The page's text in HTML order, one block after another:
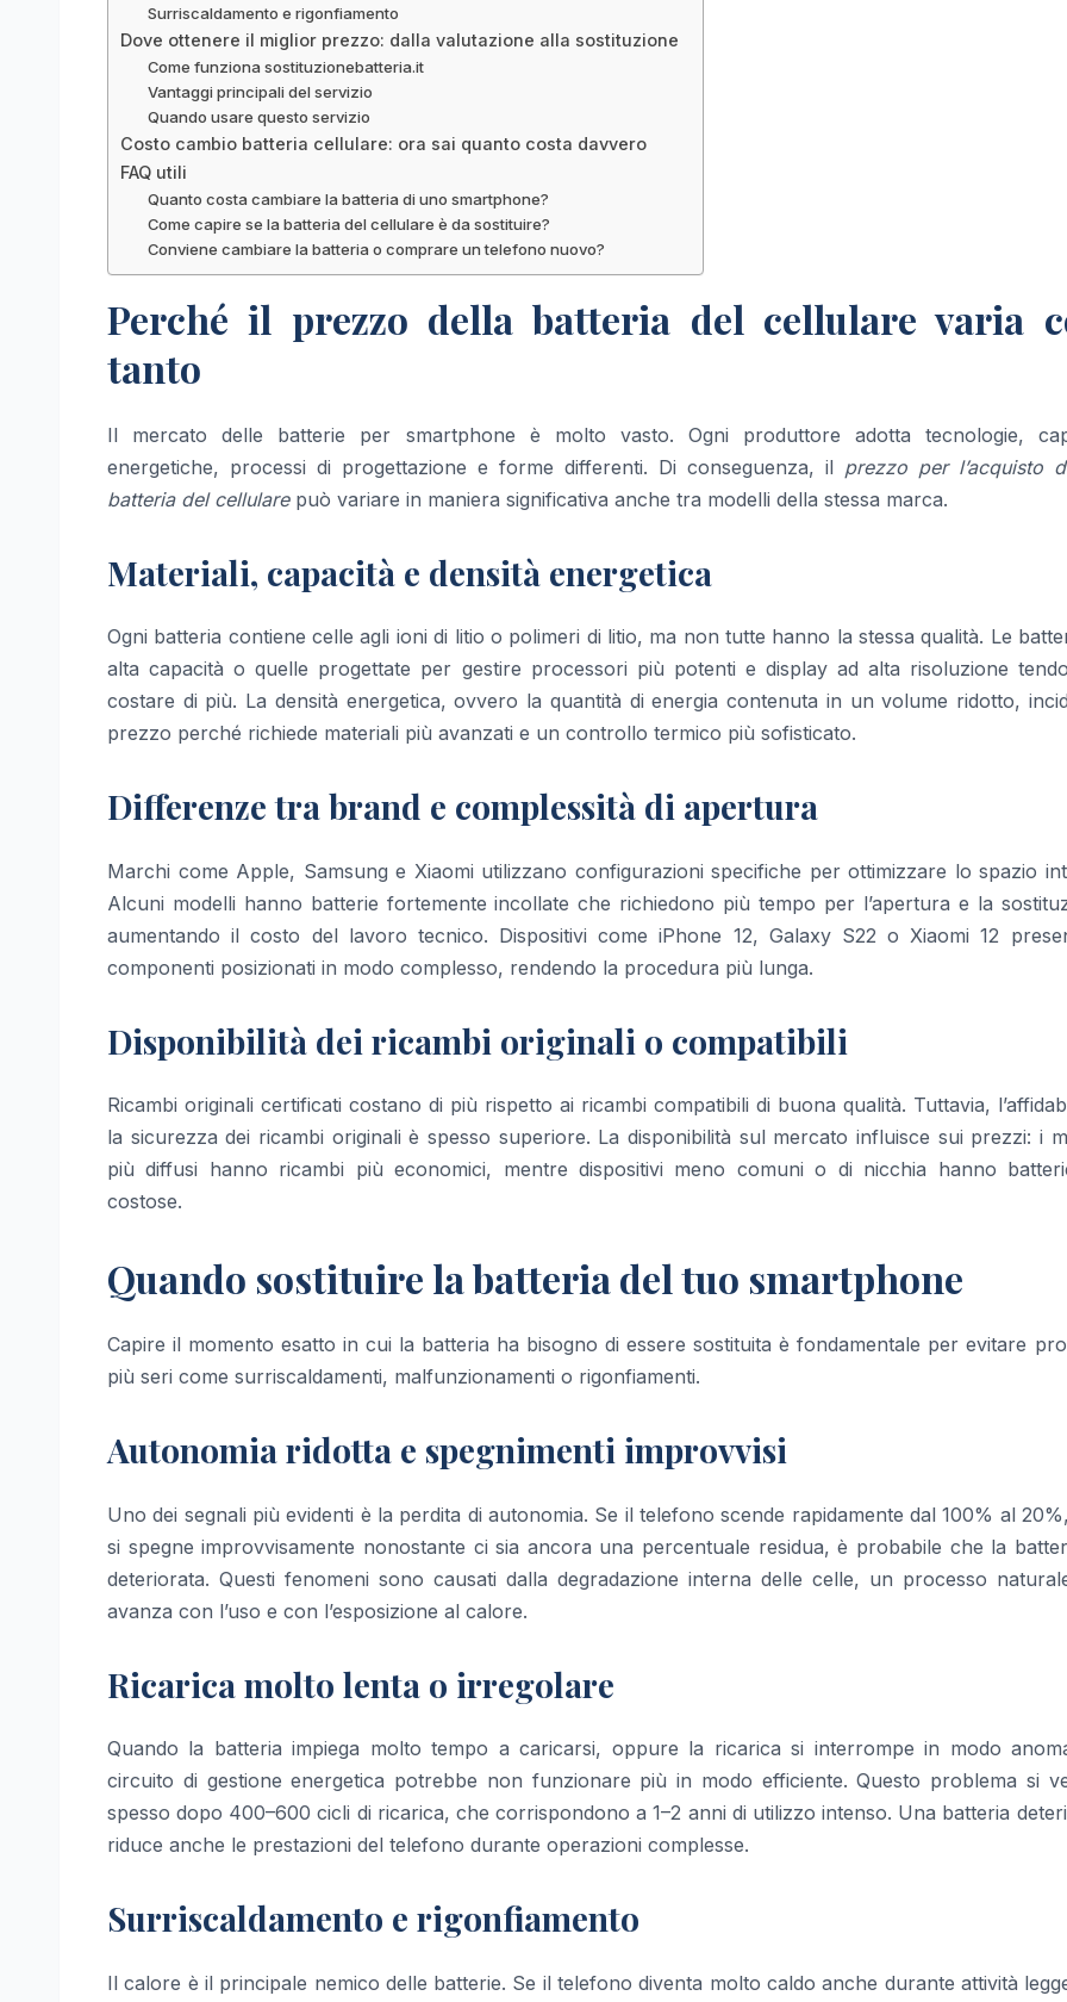
Surriscaldamento e rigonfiamento
Dove ottenere il miglior prezzo: dalla valutazione alla sostituzione
Come funziona sostituzionebatteria.it
Vantaggi principali del servizio
Quando usare questo servizio
Costo cambio batteria cellulare: ora sai quanto costa davvero
FAQ utili
Quanto costa cambiare la batteria di uno smartphone?
Come capire se la batteria del cellulare è da sostituire?
Conviene cambiare la batteria o comprare un telefono nuovo?
Perché il prezzo della batteria del cellulare varia
tanto
Il mercato delle batterie per smartphone è molto vasto. Ogni produttore adotta tecnologie,
energetiche, processi di progettazione e forme differenti. Di conseguenza, il prezzo per l’acquisto
batteria del cellularepuò variare in maniera significativa anche tra modelli della stessa marca.
Materiali, capacità e densità energetica
Ogni batteria contiene celle agli ioni di litio o polimeri di litio, ma non tutte hanno la stessa qualità. Le
alta capacità o quelle progettate per gestire processori più potenti e display ad alta risoluzione
costare di più. La densità energetica, ovvero la quantità di energia contenuta in un volume ridotto,
prezzo perché richiede materiali più avanzati e un controllo termico più sofisticato.
Differenze tra brand e complessità di apertura
Marchi come Apple, Samsung e Xiaomi utilizzano configurazioni specifiche per ottimizzare lo spazio
Alcuni modelli hanno batterie fortemente incollate che richiedono più tempo per l’apertura e la
aumentando il costo del lavoro tecnico. Dispositivi come iPhone 12, Galaxy S22 o Xiaomi 12
componenti posizionati in modo complesso, rendendo la procedura più lunga.
Disponibilità dei ricambi originali o compatibili
Ricambi originali certificati costano di più rispetto ai ricambi compatibili di buona qualità. Tuttavia,
la sicurezza dei ricambi originali è spesso superiore. La disponibilità sul mercato influisce sui prezzi: i
più diffusi hanno ricambi più economici, mentre dispositivi meno comuni o di nicchia hanno
costose.
Quando sostituire la batteria del tuo smartphone
Capire il momento esatto in cui la batteria ha bisogno di essere sostituita è fondamentale per evitare
più seri come surriscaldamenti, malfunzionamenti o rigonfiamenti.
Autonomia ridotta e spegnimenti improvvisi
Uno dei segnali più evidenti è la perdita di autonomia. Se il telefono scende rapidamente dal 100% al
si spegne improvvisamente nonostante ci sia ancora una percentuale residua, è probabile che la
deteriorata. Questi fenomeni sono causati dalla degradazione interna delle celle, un processo
avanza con l’uso e con l’esposizione al calore.
Ricarica molto lenta o irregolare
Quando la batteria impiega molto tempo a caricarsi, oppure la ricarica si interrompe in modo
circuito di gestione energetica potrebbe non funzionare più in modo efficiente. Questo problema si
spesso dopo 400–600 cicli di ricarica, che corrispondono a 1–2 anni di utilizzo intenso. Una batteria
riduce anche le prestazioni del telefono durante operazioni complesse.
Surriscaldamento e rigonfiamento
Il calore è il principale nemico delle batterie. Se il telefono diventa molto caldo anche durante attività